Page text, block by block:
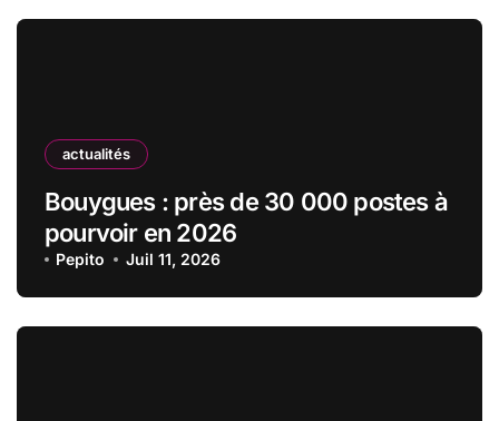
actualités
Bouygues : près de 30 000 postes à
pourvoir en 2026
Pepito Juil 11, 2026